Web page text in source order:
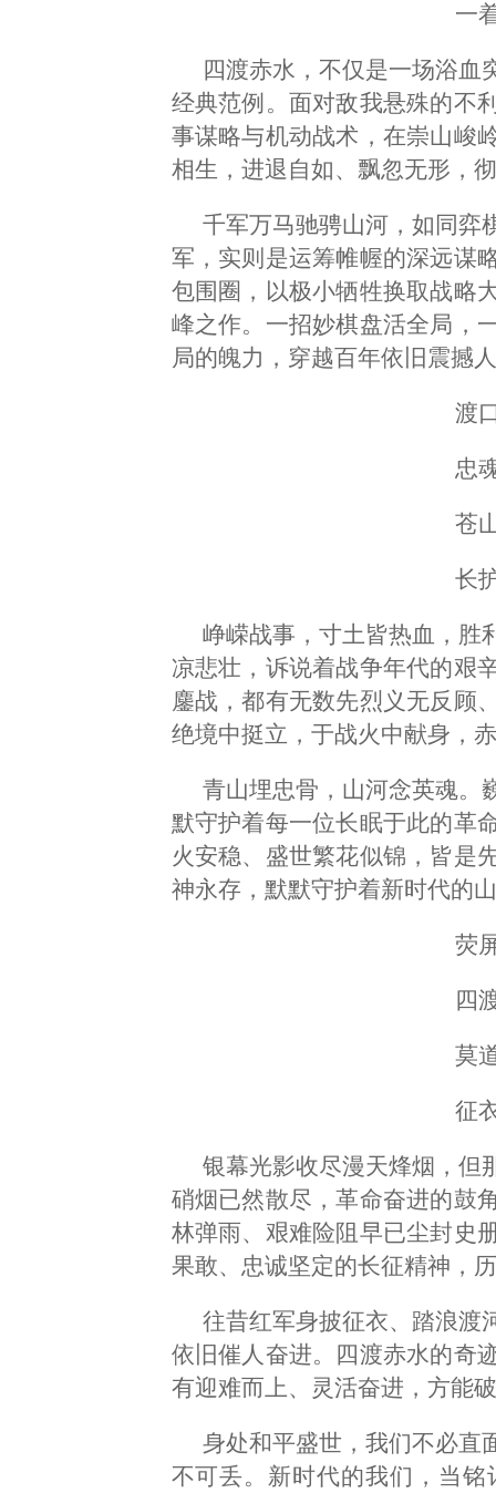
一
四渡赤水，不仅是一场浴血
经典范例。面对敌我悬殊的不
事谋略与机动战术，在崇山峻
相生，进退自如、飘忽无形，
千军万马驰骋山河，如同弈
军，实则是运筹帷幄的深远谋
包围圈，以极小牺牲换取战略
峰之作。一招妙棋盘活全局，
局的魄力，穿越百年依旧震撼
渡
忠
苍
长
峥嵘战事，寸土皆热血，胜
凉悲壮，诉说着战争年代的艰
鏖战，都有无数先烈义无反顾
绝境中挺立，于战火中献身，
青山埋忠骨，山河念英魂。
默守护着每一位长眠于此的革
火安稳、盛世繁花似锦，皆是
神永存，默默守护着新时代的
荧
四
莫
征
银幕光影收尽漫天烽烟，但
硝烟已然散尽，革命奋进的鼓
林弹雨、艰难险阻早已尘封史
果敢、忠诚坚定的长征精神，
往昔红军身披征衣、踏浪渡
依旧催人奋进。四渡赤水的奇
有迎难而上、灵活奋进，方能
身处和平盛世，我们不必直
不可丢。新时代的我们，当